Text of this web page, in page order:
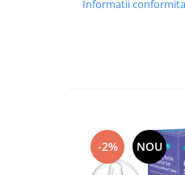
Informatii
-2% NOU